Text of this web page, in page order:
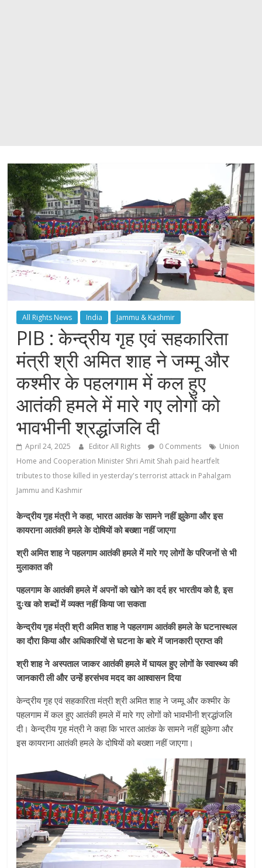
All Rights News India Jammu & Kashmir
PIB : केन्द्रीय गृह एवं सहकारिता
मंत्री श्री अमित शाह ने जम्मू और
कश्मीर के पहलगाम में कल हुए
आतंकी हमले में मारे गए लोगों को
भावभीनी श्रद्धांजलि दी
April 24, 2025 Editor All Rights 0 Comments
Union
Home and Cooperation Minister Shri Amit Shah paid heartfelt
tributes to those killed in yesterday's terrorist attack in Pahalgam
Jammu and Kashmir
केन्द्रीय गृह मंत्री ने कहा, भारत आतंक के सामने नहीं झुकेगा और इस
कायराना आतंकी हमले के दोषियों को बख्शा नहीं जाएगा
श्री अमित शाह ने पहलगाम आतंकी हमले में मारे गए लोगों के परिजनों से भी
मुलाकात की
पहलगाम के आतंकी हमले में अपनों को खोने का दर्द हर भारतीय को है, इस
दुःख को शब्दों में व्यक्त नहीं किया जा सकता
केन्द्रीय गृह मंत्री श्री अमित शाह ने पहलगाम आतंकी हमले के घटनास्थल
का दौरा किया और अधिकारियों से घटना के बारे में जानकारी प्राप्त की
श्री शाह ने अस्पताल जाकर आतंकी हमले में घायल हुए लोगों के स्वास्थ्य की
जानकारी ली और उन्हें हरसंभव मदद का आश्वासन दिया
केन्द्रीय गृह एवं सहकारिता मंत्री श्री अमित शाह ने जम्मू और कश्मीर के
पहलगाम में कल हुए आतंकी हमले में मारे गए लोगों को भावभीनी श्रद्धांजलि
दी। केन्द्रीय गृह मंत्री ने कहा कि भारत आतंक के सामने नहीं झुकेगा और
इस कायराना आतंकी हमले के दोषियों को बख्शा नहीं जाएगा।